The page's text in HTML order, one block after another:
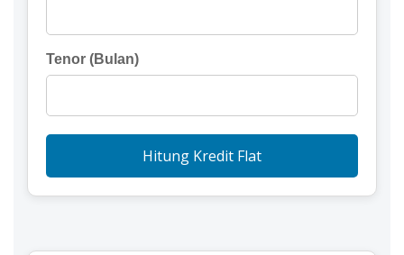
Tenor (Bulan)
Hitung Kredit Flat